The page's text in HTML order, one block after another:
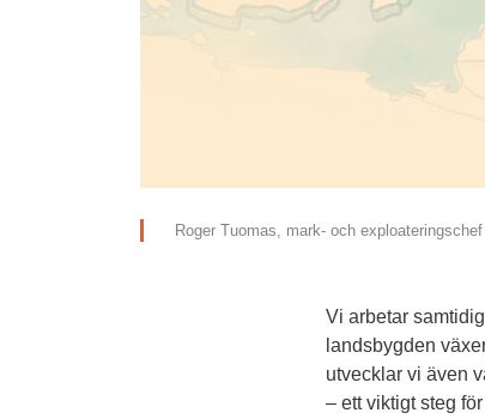
Roger Tuomas, mark- och
Vi arbetar
landsbygden
utvecklar vi även
– ett viktigt steg